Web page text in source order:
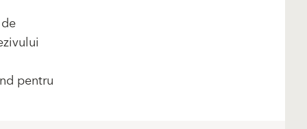
pentru